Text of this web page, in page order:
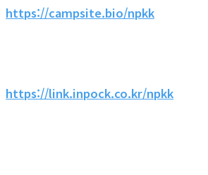
https://campsite.bio/npkk
https://link.inpock.co.kr/npkk